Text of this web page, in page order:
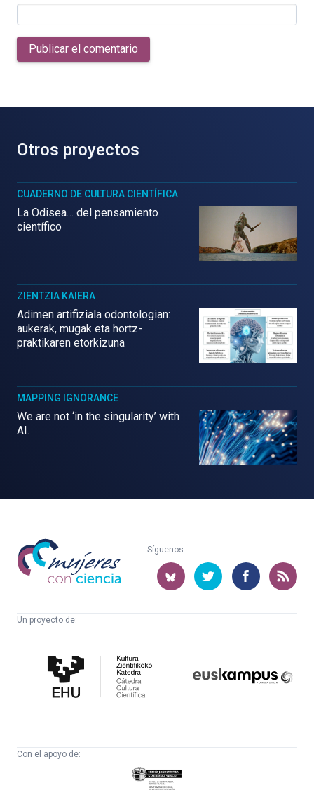
Publicar el comentario
Otros proyectos
CUADERNO DE CULTURA CIENTÍFICA
La Odisea… del pensamiento
científico
ZIENTZIA KAIERA
Adimen artifiziala odontologian:
aukerak, mugak eta hortz-
praktikaren etorkizuna
MAPPING IGNORANCE
We are not ‘in the singularity’ with
AI.
Mujeres
con
ciencia
Síguenos:
Un proyecto de:
Cultura
Científica
Con el apoyo de:
Eusko